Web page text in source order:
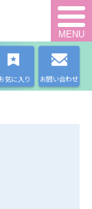
MENU
気に入り お問い合わせ